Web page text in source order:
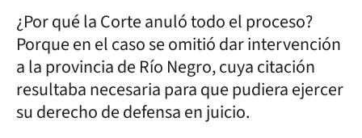
¿Por qué la Corte anuló todo el proceso?
Porque en el caso se omitió dar intervención
a la provincia de Río Negro, cuya citación
resultaba necesaria para que pudiera ejercer
su derecho de defensa en juicio.